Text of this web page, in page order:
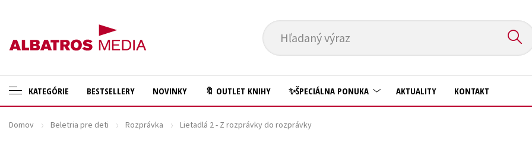
Hľadaný výraz
KATEGÓRIE
🛍️ Darčekové poukazy Cestovanie
BESTSELLERY NOVINKY 🔖 OUTLET KNIHY ✨ŠPECIÁLNA PONUKA AKTUALITY KONTAKT
Domov Beletria pre deti Rozprávka Lietadlá 2 - Z rozprávky do rozprávky